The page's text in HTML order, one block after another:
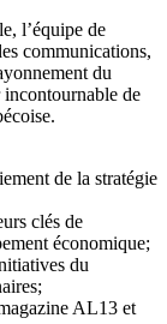
l’équipe de
communications,
du
de
de la stratégie
clés de
économique;
du
AL13 et